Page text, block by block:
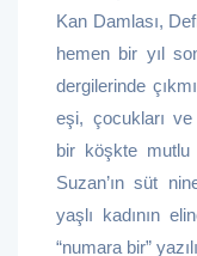
Kan Damlası,
hemen bir yıl
dergilerinde
eşi, çocukları ve
bir köşkte
Suzan’ın süt
yaşlı kadının
“numara bir”